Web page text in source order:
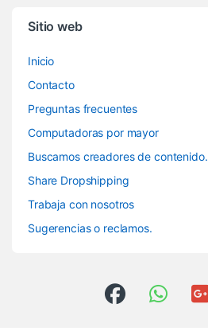
Sitio web
Inicio
Contacto
Preguntas frecuentes
Computadoras por mayor
Buscamos creadores de contenido.
Share Dropshipping
Trabaja con nosotros
Sugerencias o reclamos.